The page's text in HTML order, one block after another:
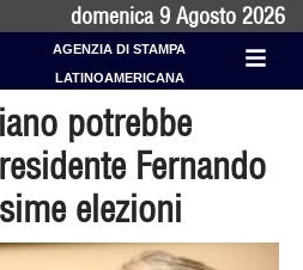
domenica 9 Agosto 2026
AGENZIA DI STAMPA
LATINOAMERICANA
potrebbe
Fernando
elezioni